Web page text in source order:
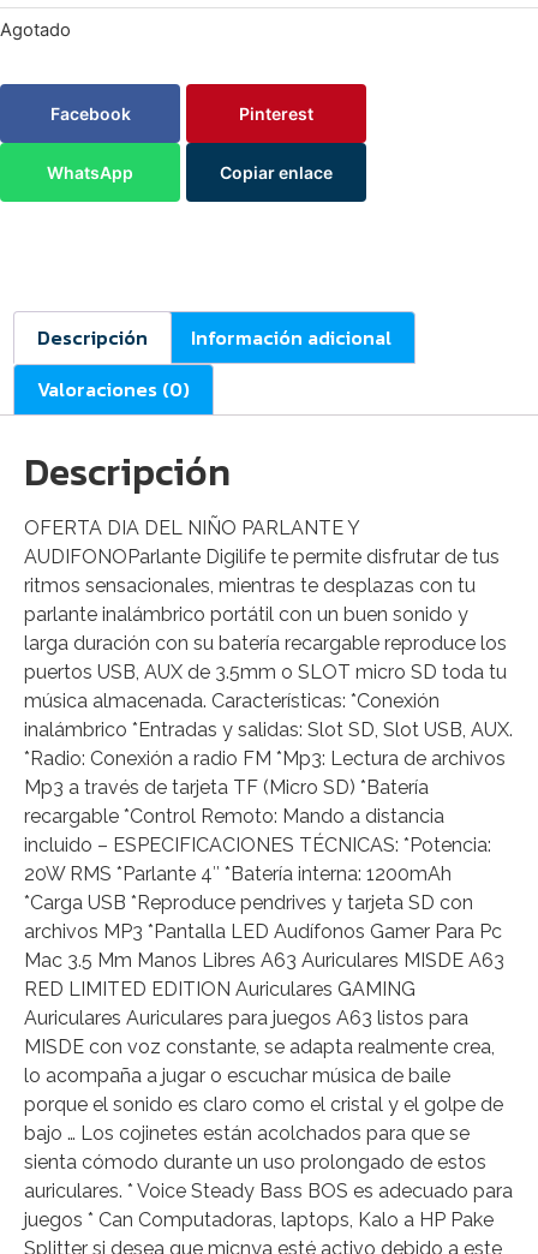
Agotado
Facebook Pinterest
WhatsApp Copiar enlace
Descripción
Información adicional
Valoraciones (0)
Descripción
OFERTA DIA DEL NIÑO PARLANTE Y
AUDIFONOParlante Digilife te permite disfrutar de tus
ritmos sensacionales, mientras te desplazas con tu
parlante inalámbrico portátil con un buen sonido y
larga duración con su batería recargable reproduce los
puertos USB, AUX de 3.5mm o SLOT micro SD toda tu
música almacenada. Características: *Conexión
inalámbrico *Entradas y salidas: Slot SD, Slot USB, AUX.
*Radio: Conexión a radio FM *Mp3: Lectura de archivos
Mp3 a través de tarjeta TF (Micro SD) *Batería
recargable *Control Remoto: Mando a distancia
incluido – ESPECIFICACIONES TÉCNICAS: *Potencia:
20W RMS *Parlante 4″ *Batería interna: 1200mAh
*Carga USB *Reproduce pendrives y tarjeta SD con
archivos MP3 *Pantalla LED Audífonos Gamer Para Pc
Mac 3.5 Mm Manos Libres A63 Auriculares MISDE A63
RED LIMITED EDITION Auriculares GAMING
Auriculares Auriculares para juegos A63 listos para
MISDE con voz constante, se adapta realmente crea,
lo acompaña a jugar o escuchar música de baile
porque el sonido es claro como el cristal y el golpe de
bajo … Los cojinetes están acolchados para que se
sienta cómodo durante un uso prolongado de estos
auriculares. * Voice Steady Bass BOS es adecuado para
juegos * Can Computadoras, laptops, Kalo a HP Pake
Splitter si desea que micnya esté activo debido a este